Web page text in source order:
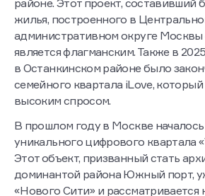
районе. Этот проект, составивший
жилья, построенного в
административном округе Москвы
является флагманским. Также в
в Останкинском районе было
семейного квартала iLove, который
высоким спросом.
В прошлом году в Москве
уникального цифрового квартала
Этот объект, призванный стать
доминантой района Южный порт,